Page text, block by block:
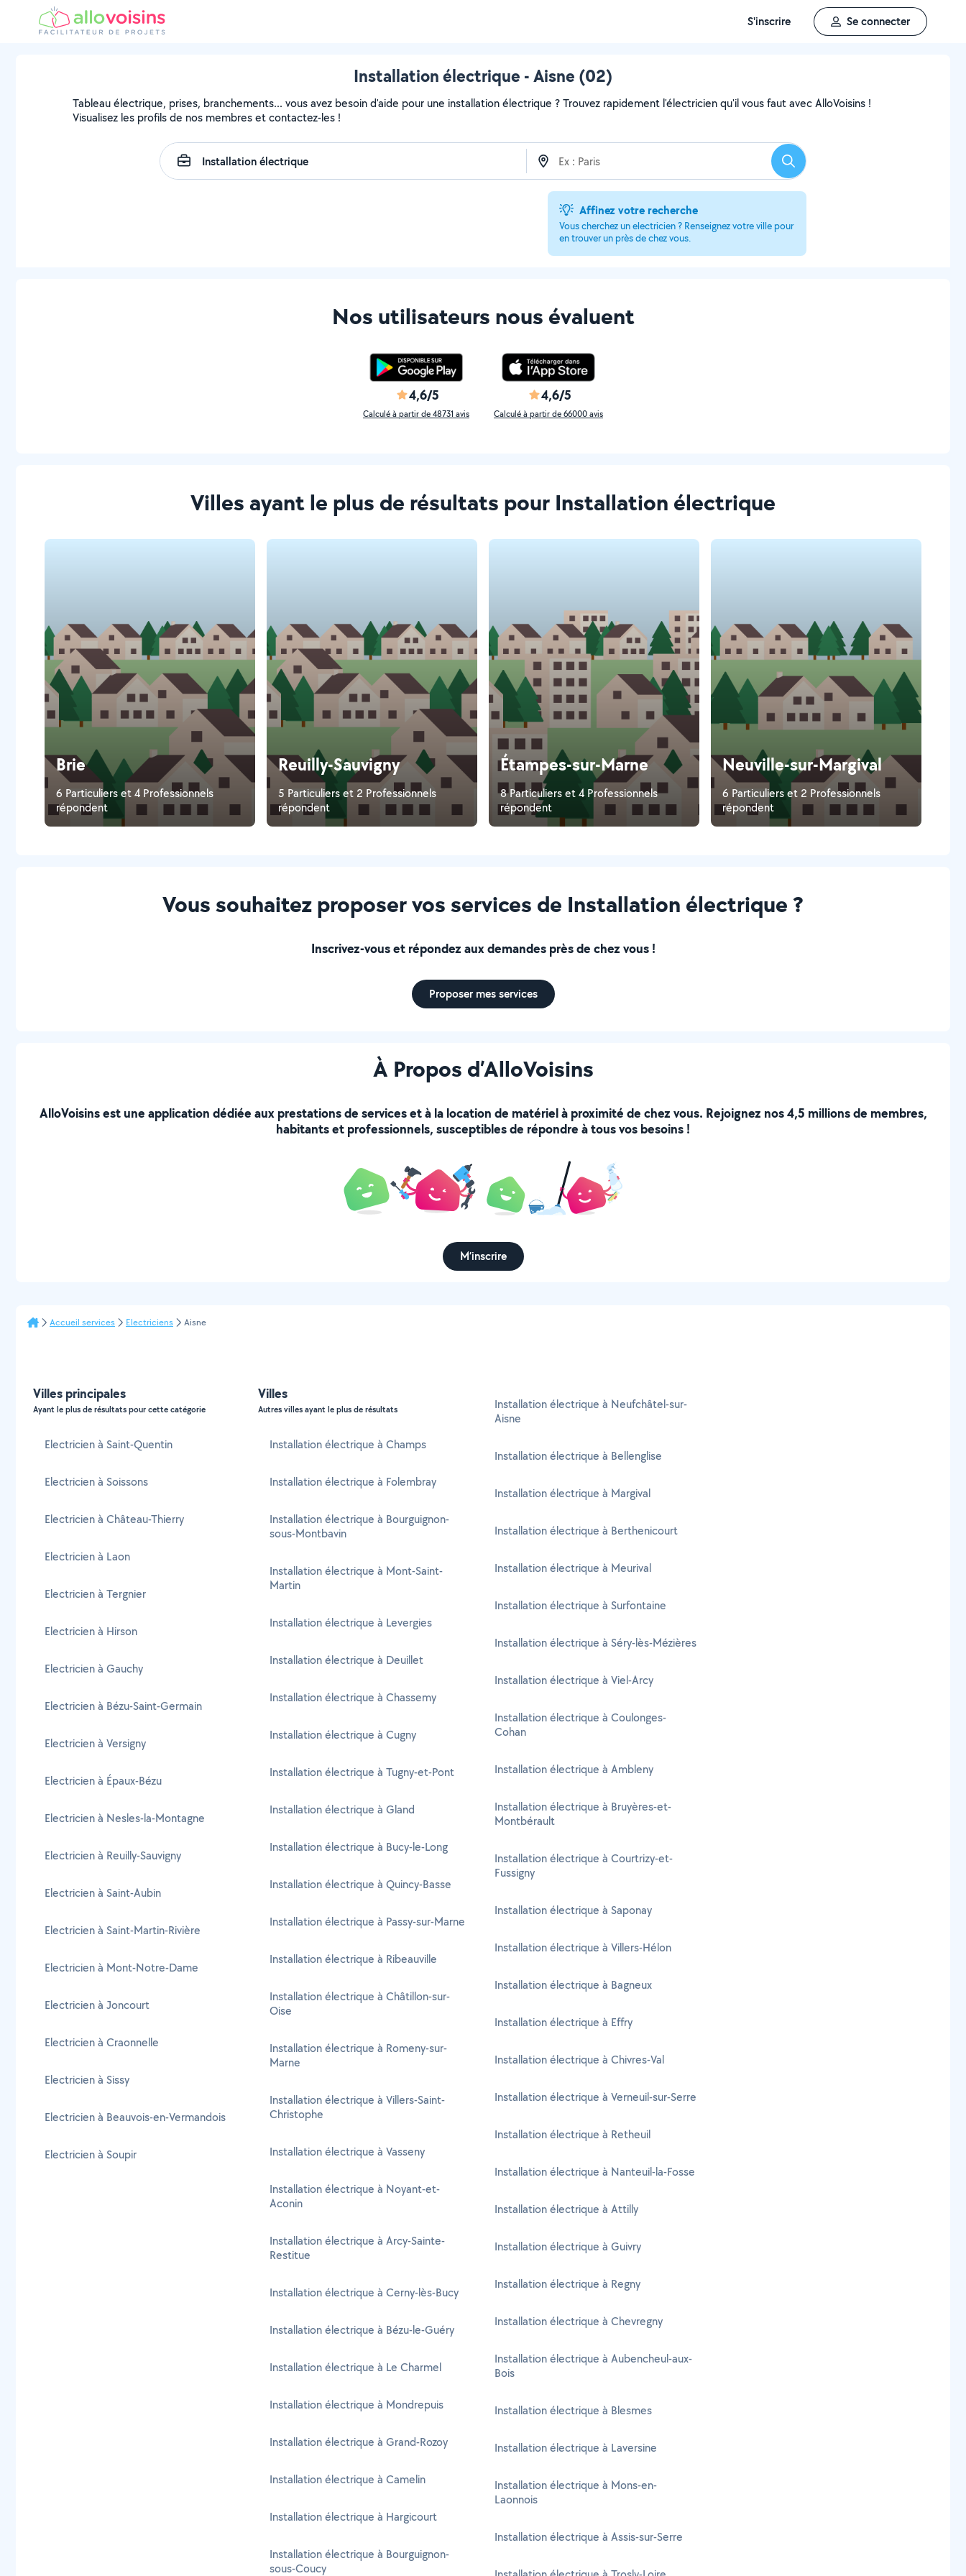
S'inscrire Se connecter
Installation électrique - Aisne (02)
Tableau électrique, prises, branchements... vous avez besoin d'aide pour une installation électrique ? Trouvez rapidement l'électricien qu'il vous faut avec AlloVoisins !
Visualisez les profils de nos membres et contactez-les !
Rechercher
Affinez votre recherche
Vous cherchez un electricien ? Renseignez votre ville pour
en trouver un près de chez vous.
Nos utilisateurs nous évaluent
4,6/5
Calculé à partir de 48731 avis
4,6/5
Calculé à partir de 66000 avis
Villes ayant le plus de résultats pour Installation électrique
Brie
6 Particuliers et 4 Professionnels
répondent
Reuilly-Sauvigny
5 Particuliers et 2 Professionnels
répondent
Étampes-sur-Marne
8 Particuliers et 4 Professionnels
répondent
Neuville-sur-Margival
6 Particuliers et 2 Professionnels
répondent
Vous souhaitez proposer vos services de Installation électrique ?
Inscrivez-vous et répondez aux demandes près de chez vous !
Proposer mes services
À Propos d’AlloVoisins
AlloVoisins est une application dédiée aux prestations de services et à la location de matériel à proximité de chez vous. Rejoignez nos 4,5 millions de membres,
habitants et professionnels, susceptibles de répondre à tous vos besoins !
M’inscrire
Accueil services Electriciens Aisne
Villes principales
Ayant le plus de résultats pour cette catégorie
Electricien à Saint-Quentin
Electricien à Soissons
Electricien à Château-Thierry
Electricien à Laon
Electricien à Tergnier
Electricien à Hirson
Electricien à Gauchy
Electricien à Bézu-Saint-Germain
Electricien à Versigny
Electricien à Épaux-Bézu
Electricien à Nesles-la-Montagne
Electricien à Reuilly-Sauvigny
Electricien à Saint-Aubin
Electricien à Saint-Martin-Rivière
Electricien à Mont-Notre-Dame
Electricien à Joncourt
Electricien à Craonnelle
Electricien à Sissy
Electricien à Beauvois-en-Vermandois
Electricien à Soupir
Villes
Autres villes ayant le plus de résultats
Installation électrique à Champs
Installation électrique à Folembray
Installation électrique à Bourguignon-
sous-Montbavin
Installation électrique à Mont-Saint-
Martin
Installation électrique à Levergies
Installation électrique à Deuillet
Installation électrique à Chassemy
Installation électrique à Cugny
Installation électrique à Tugny-et-Pont
Installation électrique à Gland
Installation électrique à Bucy-le-Long
Installation électrique à Quincy-Basse
Installation électrique à Passy-sur-Marne
Installation électrique à Ribeauville
Installation électrique à Châtillon-sur-
Oise
Installation électrique à Romeny-sur-
Marne
Installation électrique à Villers-Saint-
Christophe
Installation électrique à Vasseny
Installation électrique à Noyant-et-
Aconin
Installation électrique à Arcy-Sainte-
Restitue
Installation électrique à Cerny-lès-Bucy
Installation électrique à Bézu-le-Guéry
Installation électrique à Le Charmel
Installation électrique à Mondrepuis
Installation électrique à Grand-Rozoy
Installation électrique à Camelin
Installation électrique à Hargicourt
Installation électrique à Bourguignon-
sous-Coucy
Installation électrique à Neufchâtel-sur-
Aisne
Installation électrique à Bellenglise
Installation électrique à Margival
Installation électrique à Berthenicourt
Installation électrique à Meurival
Installation électrique à Surfontaine
Installation électrique à Séry-lès-Mézières
Installation électrique à Viel-Arcy
Installation électrique à Coulonges-
Cohan
Installation électrique à Ambleny
Installation électrique à Bruyères-et-
Montbérault
Installation électrique à Courtrizy-et-
Fussigny
Installation électrique à Saponay
Installation électrique à Villers-Hélon
Installation électrique à Bagneux
Installation électrique à Effry
Installation électrique à Chivres-Val
Installation électrique à Verneuil-sur-Serre
Installation électrique à Retheuil
Installation électrique à Nanteuil-la-Fosse
Installation électrique à Attilly
Installation électrique à Guivry
Installation électrique à Regny
Installation électrique à Chevregny
Installation électrique à Aubencheul-aux-
Bois
Installation électrique à Blesmes
Installation électrique à Laversine
Installation électrique à Mons-en-
Laonnois
Installation électrique à Assis-sur-Serre